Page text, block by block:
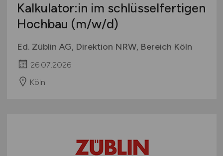
Kalkulator:in im schlüsselfertigen
Hochbau (m/w/d)
Ed. Züblin AG, Direktion NRW, Bereich Köln
26.07.2026
Köln